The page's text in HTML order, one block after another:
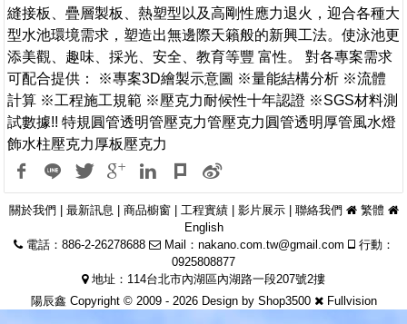
縫接板、疊層製板、熱塑型以及高剛性應力退火，迎合各種大
型水池環境需求，塑造出無邊際天籟般的新興工法。使泳池更
添美觀、趣味、採光、安全、教育等豐 富性。 對各專案需求
可配合提供： ※專案3D繪製示意圖 ※量能結構分析 ※流體
計算 ※工程施工規範 ※壓克力耐候性十年認證 ※SGS材料測
試數據!! 特規圓管透明管壓克力管壓克力圓管透明厚管風水燈
飾水柱壓克力厚板壓克力
關於我們 最新訊息 商品櫥窗| 工程實績| 影片展示| 聯絡我們
繁體
English
電話：886-2-26278688
Mail： nakano.com.tw@gmail.com
行動：
0925808877
地址：114台北市內湖區內湖路一段207號2摟
陽辰鑫 Copyright © 2009 - 2026 Design by Shop3500 Fullvision